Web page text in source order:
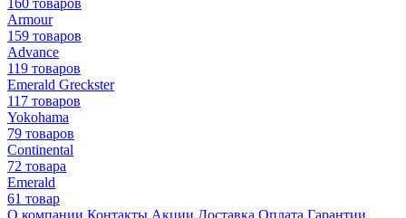
160 товаров
Armour
159 товаров
Advance
119 товаров
Emerald Greckster
117 товаров
Yokohama
79 товаров
Continental
72 товара
Emerald
61 товар
О компании Контакты Акции Доставка Оплата Гарантии